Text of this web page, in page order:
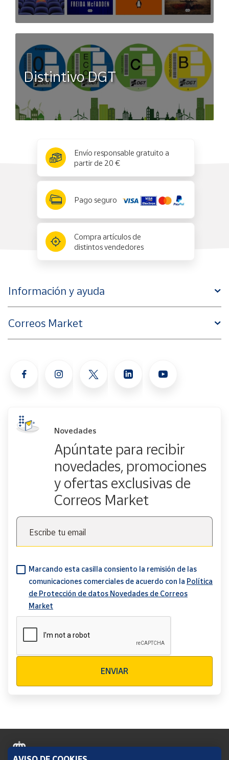
Distintivo DGT
Envío responsable gratuito a
partir de 20 €
Pago seguro
Compra artículos de
distintos vendedores
Información y ayuda
Correos Market
Novedades
Apúntate para recibir
novedades, promociones
y ofertas exclusivas de
Correos Market
Escribe tu email
Marcando esta casilla consiento la remisión de las
comunicaciones comerciales de acuerdo con la Política
de Protección de datos Novedades de Correos
Market
ENVIAR